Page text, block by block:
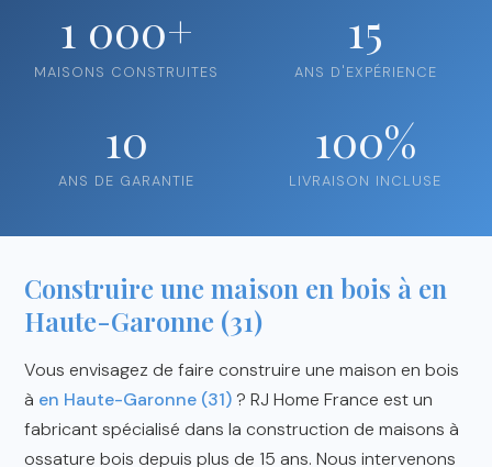
1 000+
MAISONS CONSTRUITES
15
ANS D'EXPÉRIENCE
10
ANS DE GARANTIE
100%
LIVRAISON INCLUSE
Construire une maison en bois à en
Haute-Garonne (31)
Vous envisagez de faire construire une maison en bois
à en Haute-Garonne (31) ? RJ Home France est un
fabricant spécialisé dans la construction de maisons à
ossature bois depuis plus de 15 ans. Nous intervenons